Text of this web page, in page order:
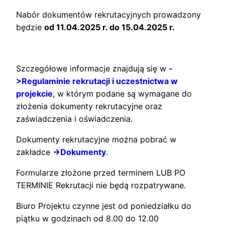
Nabór dokumentów rekrutacyjnych prowadzony
będzieod 11.04.2025 r. do 15.04.2025 r.
Szczegółowe informacje znajdują się w -
>Regulaminie rekrutacji i uczestnictwa w
projekcie, w którym podane są wymagane do
złożenia dokumenty rekrutacyjne oraz
zaświadczenia i oświadczenia.
Dokumenty rekrutacyjne można pobrać w
zakładce ->Dokumenty.
Formularze złożone przed terminem LUB PO
TERMINIE Rekrutacji nie będą rozpatrywane.
Biuro Projektu czynne jest od poniedziałku do
piątku w godzinach od 8.00 do 12.00